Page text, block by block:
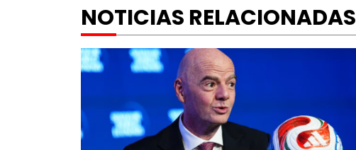
NOTICIAS RELACIONADAS